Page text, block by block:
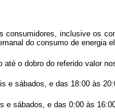
inclusive os
do consumo de energia
até o dobro do referido valor
e sábados, e das 18:00 às
sábados, e das 0:00 às